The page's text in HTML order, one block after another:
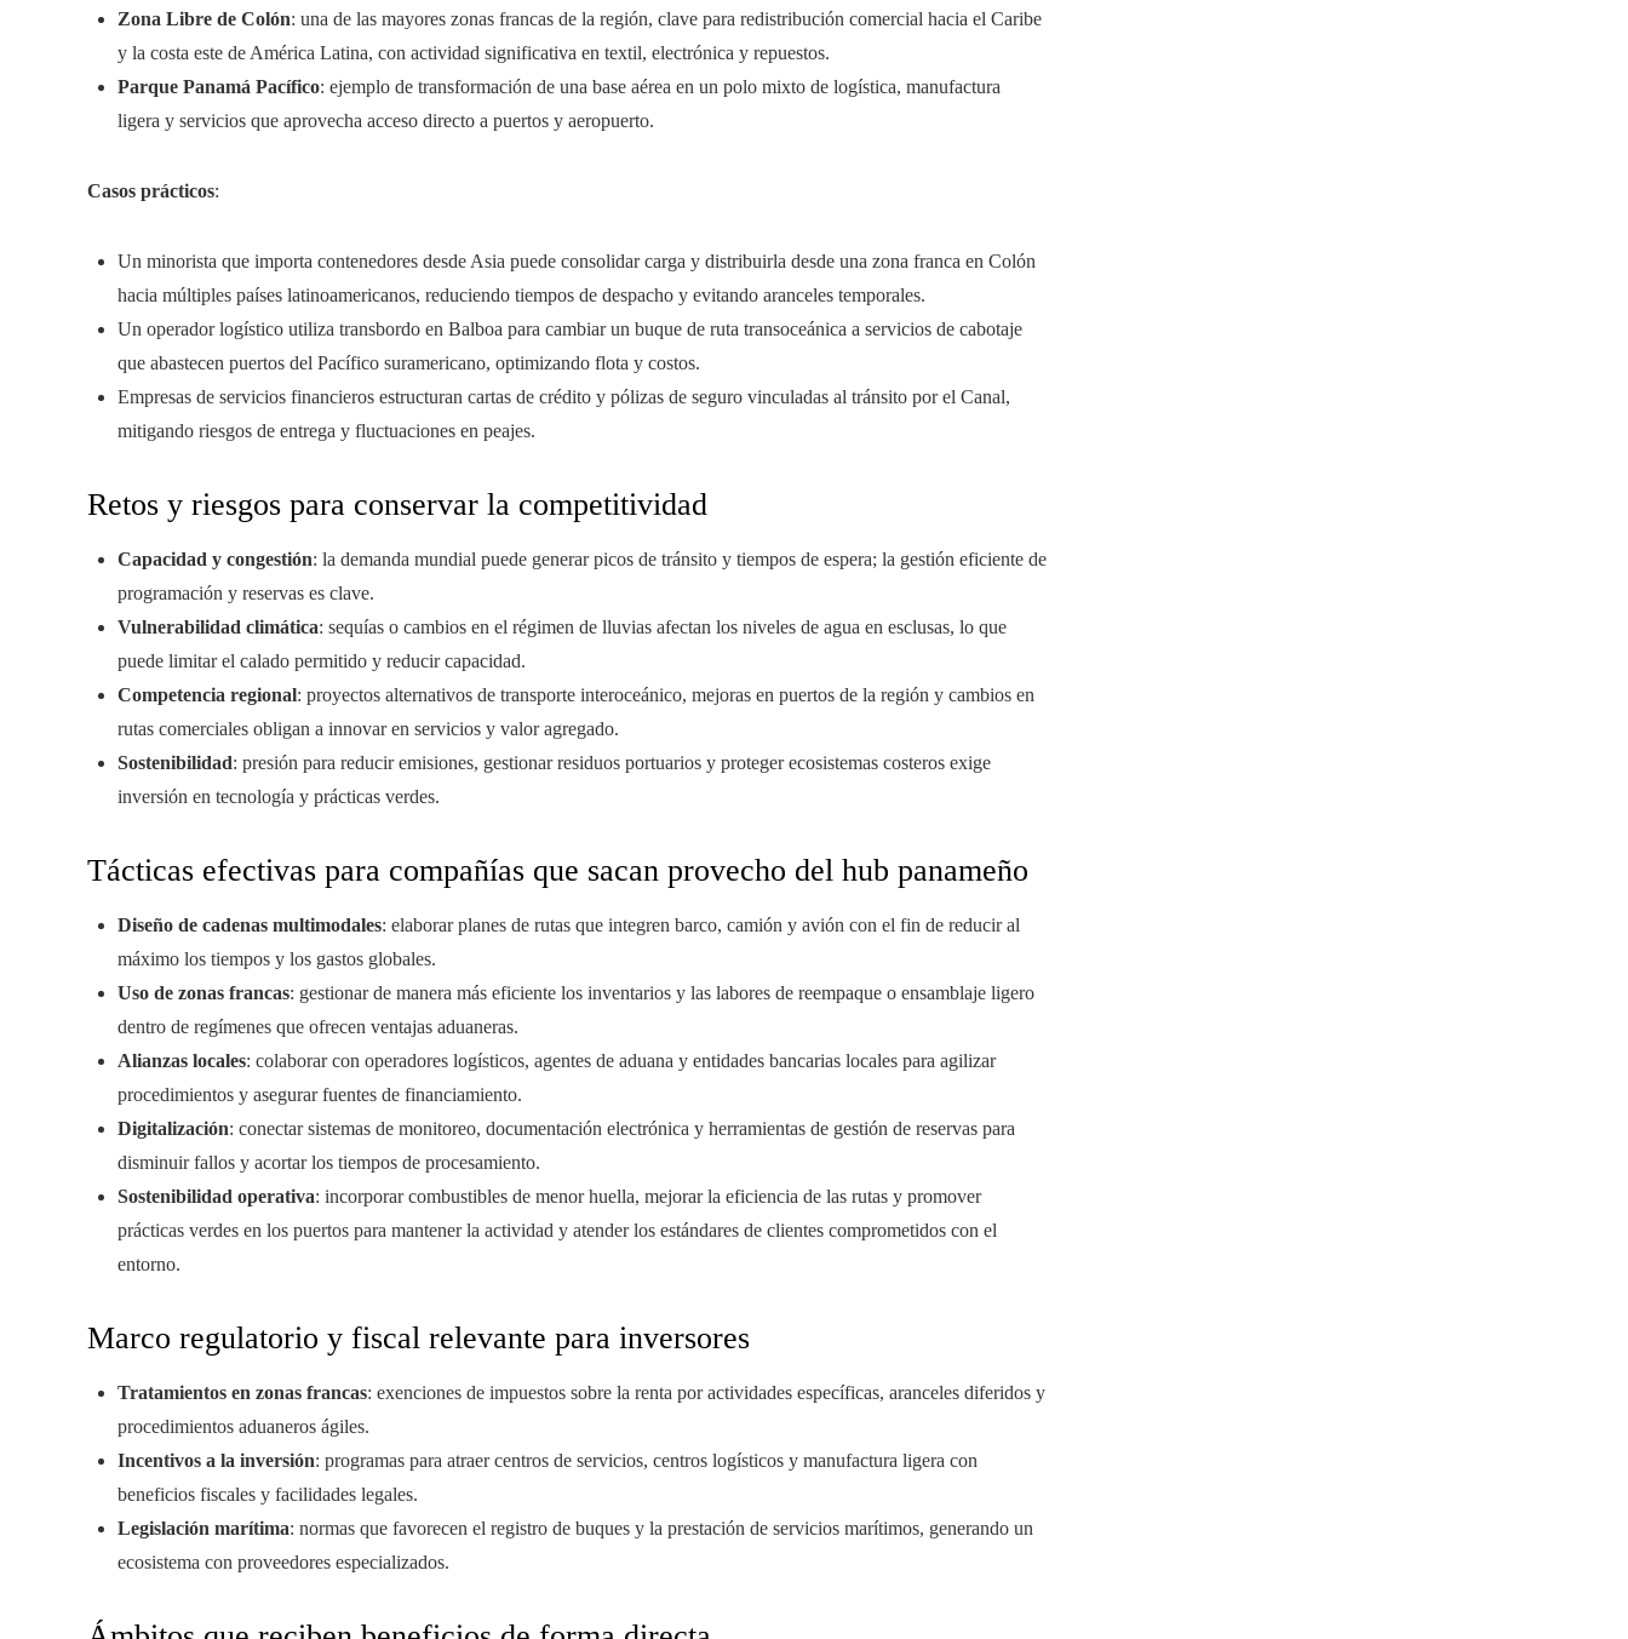
Zona Libre de Colón: una de las mayores zonas francas de la región, clave para redistribución comercial hacia el Caribe
y la costa este de América Latina, con actividad significativa en textil, electrónica y repuestos.
Parque Panamá Pacífico: ejemplo de transformación de una base aérea en un polo mixto de logística, manufactura
ligera y servicios que aprovecha acceso directo a puertos y aeropuerto.
Casos prácticos:
Un minorista que importa contenedores desde Asia puede consolidar carga y distribuirla desde una zona franca en Colón
hacia múltiples países latinoamericanos, reduciendo tiempos de despacho y evitando aranceles temporales.
Un operador logístico utiliza transbordo en Balboa para cambiar un buque de ruta transoceánica a servicios de cabotaje
que abastecen puertos del Pacífico suramericano, optimizando flota y costos.
Empresas de servicios financieros estructuran cartas de crédito y pólizas de seguro vinculadas al tránsito por el Canal,
mitigando riesgos de entrega y fluctuaciones en peajes.
Retos y riesgos para conservar la competitividad
Capacidad y congestión: la demanda mundial puede generar picos de tránsito y tiempos de espera; la gestión eficiente de
programación y reservas es clave.
Vulnerabilidad climática: sequías o cambios en el régimen de lluvias afectan los niveles de agua en esclusas, lo que
puede limitar el calado permitido y reducir capacidad.
Competencia regional: proyectos alternativos de transporte interoceánico, mejoras en puertos de la región y cambios en
rutas comerciales obligan a innovar en servicios y valor agregado.
Sostenibilidad: presión para reducir emisiones, gestionar residuos portuarios y proteger ecosistemas costeros exige
inversión en tecnología y prácticas verdes.
Tácticas efectivas para compañías que sacan provecho del hub panameño
Diseño de cadenas multimodales: elaborar planes de rutas que integren barco, camión y avión con el fin de reducir al
máximo los tiempos y los gastos globales.
Uso de zonas francas: gestionar de manera más eficiente los inventarios y las labores de reempaque o ensamblaje ligero
dentro de regímenes que ofrecen ventajas aduaneras.
Alianzas locales: colaborar con operadores logísticos, agentes de aduana y entidades bancarias locales para agilizar
procedimientos y asegurar fuentes de financiamiento.
Digitalización: conectar sistemas de monitoreo, documentación electrónica y herramientas de gestión de reservas para
disminuir fallos y acortar los tiempos de procesamiento.
Sostenibilidad operativa: incorporar combustibles de menor huella, mejorar la eficiencia de las rutas y promover
prácticas verdes en los puertos para mantener la actividad y atender los estándares de clientes comprometidos con el
entorno.
Marco regulatorio y fiscal relevante para inversores
Tratamientos en zonas francas: exenciones de impuestos sobre la renta por actividades específicas, aranceles diferidos y
procedimientos aduaneros ágiles.
Incentivos a la inversión: programas para atraer centros de servicios, centros logísticos y manufactura ligera con
beneficios fiscales y facilidades legales.
Legislación marítima: normas que favorecen el registro de buques y la prestación de servicios marítimos, generando un
ecosistema con proveedores especializados.